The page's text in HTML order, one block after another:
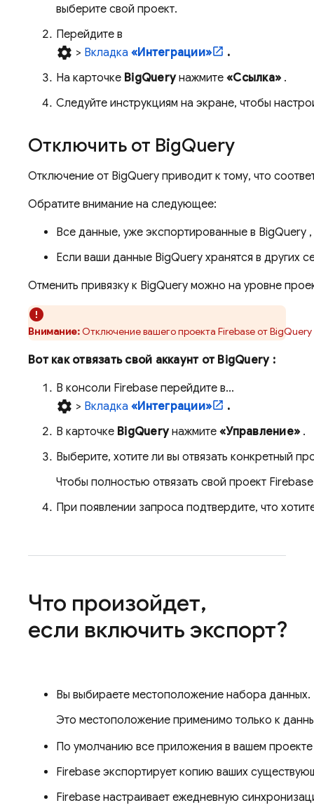
выберите свой проект.
Перейдите в
settings > Вкладка «Интеграции»
.
На карточке BigQueryнажмите «Ссылка» .
Следуйте инструкциям на экране, чтобы
Отключить от BigQuery
Отключение от BigQuery приводит к тому, что
Обратите внимание на следующее:
Все данные, уже экспортированные в BigQuery
Если ваши данные BigQuery хранятся в других
Отменить привязку к BigQuery можно на уровне
Внимание:Отключение вашего проекта Firebase отBigQuery
Вот как отвязать свой аккаунт от BigQuery:
В консоли Firebase перейдите в...
settings > Вкладка «Интеграции»
.
В карточке BigQueryнажмите «Управление» .
Выберите, хотите ли вы отвязать конкретный
Чтобы полностью отвязать свой проект
При появлении запроса подтвердите, что
Что произойдет,
если включить экспорт?
Вы выбираете местоположение набора
Это местоположение применимо только к
По умолчанию все приложения в вашем
Firebase экспортирует копию ваших
Firebase настраивает ежедневную